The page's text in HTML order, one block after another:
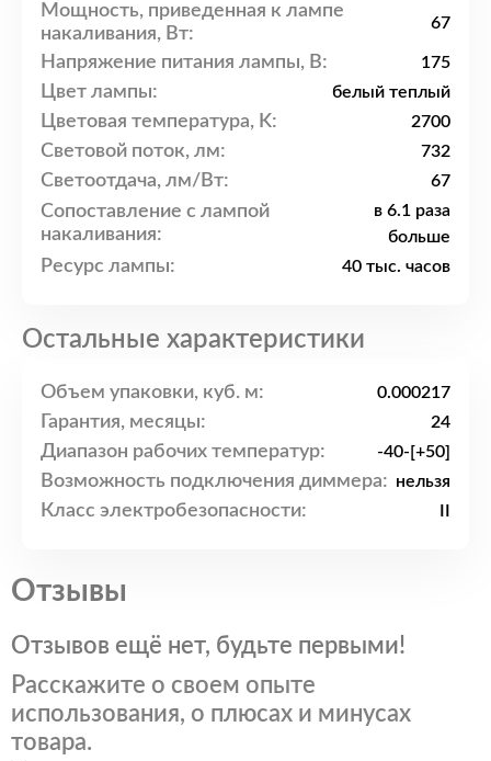
Мощность, приведенная к лампе
накаливания, Вт:
67
Напряжение питания лампы, В: 175
Цвет лампы: белый теплый
Цветовая температура, K: 2700
Световой поток, лм: 732
Светоотдача, лм/Вт: 67
Сопоставление с лампой
накаливания:
в 6.1 раза
больше
Ресурс лампы: 40 тыс. часов
Остальные характеристики
Объем упаковки, куб. м: 0.000217
Гарантия, месяцы: 24
Диапазон рабочих температур: -40-[+50]
Возможность подключения диммера: нельзя
Класс электробезопасности:
Отзывы
Отзывов ещё нет, будьте первыми!
Расскажите о своем опыте
использования, о плюсах и минусах
товара.